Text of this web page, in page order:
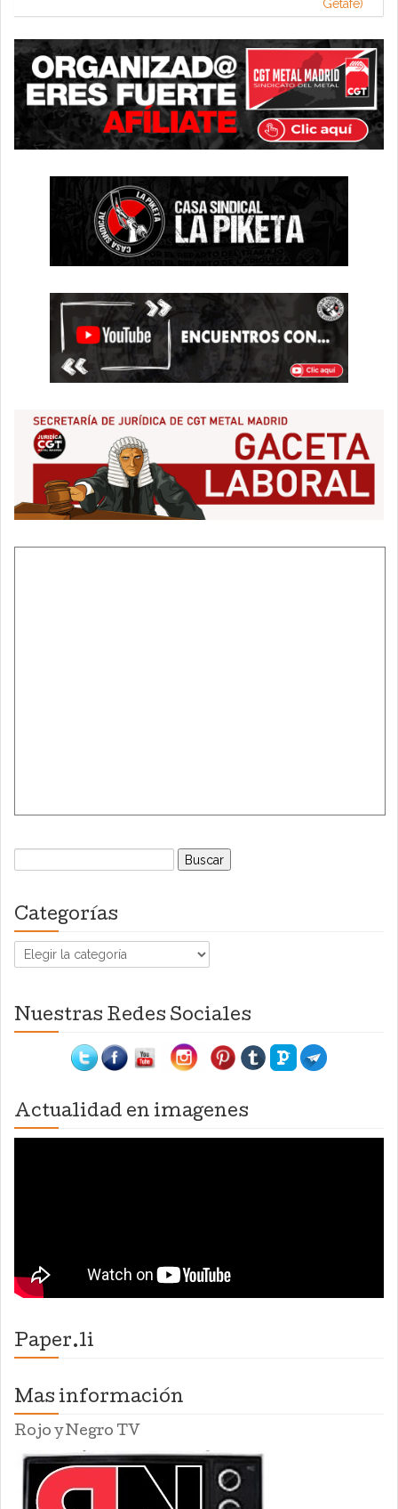
Getafe)
Buscar:
Categorías
Categorías
Nuestras Redes Sociales
Actualidad en imagenes
Paper.li
Mas información
Rojo y Negro TV